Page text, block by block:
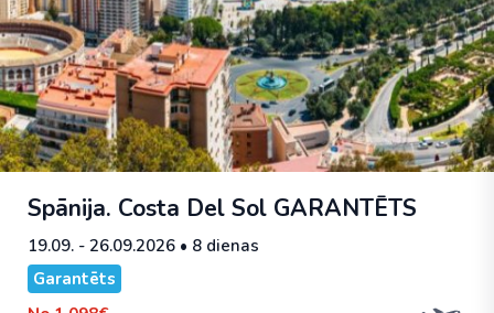
Spānija. Costa Del Sol GARANTĒTS
19.09. - 26.09.2026 • 8 dienas
Garantēts